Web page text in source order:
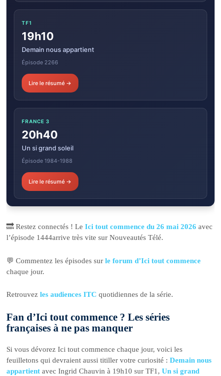
TF1
19h10
Demain nous appartient
Épisode 2266
Lire le résumé →
FRANCE 3
20h40
Un si grand soleil
Épisode 1984-1988
Lire le résumé →
🔜 Restez connectés ! LeIci tout commence du 26 mai 2026avec
l’épisode 1444arrive très vite sur Nouveautés Télé.
💬 Commentez les épisodes surle forum d’Ici tout commence
chaque jour.
Retrouvezles audiences ITC quotidiennes de la série.
Fan d’Ici tout commence ? Les séries
françaises à ne pas manquer
Si vous dévorez Ici tout commence chaque jour, voici les
feuilletons qui devraient aussi titiller votre curiosité :Demain nous
appartient avec Ingrid Chauvin à 19h10 sur TF1,Un si grand